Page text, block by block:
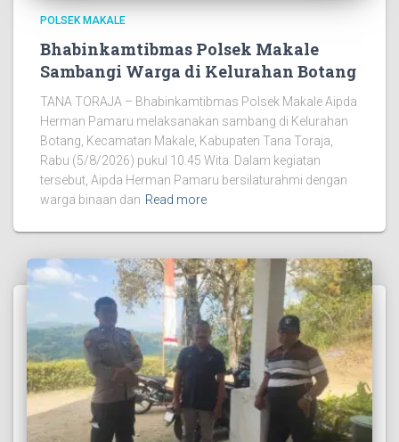
POLSEK MAKALE
Bhabinkamtibmas Polsek Makale
Sambangi Warga di Kelurahan Botang
TANA TORAJA – Bhabinkamtibmas Polsek Makale Aipda
Herman Pamaru melaksanakan sambang di Kelurahan
Botang, Kecamatan Makale, Kabupaten Tana Toraja,
Rabu (5/8/2026) pukul 10.45 Wita. Dalam kegiatan
tersebut, Aipda Herman Pamaru bersilaturahmi dengan
warga binaan dan Read more